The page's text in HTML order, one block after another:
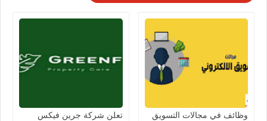
وظائف في مجالات التسويق
تعلن شركة جرين فيكس